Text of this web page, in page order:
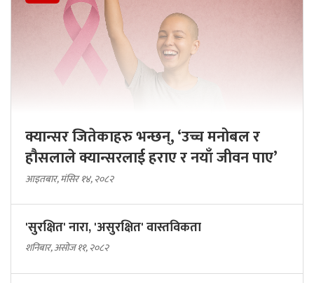
क्यान्सर जितेकाहरु भन्छन्, ‘उच्च मनोबल र
हौसलाले क्यान्सरलाई हराए र नयाँ जीवन पाए’
आइतबार, मंसिर १४, २०८२
'सुरक्षित' नारा, 'असुरक्षित' वास्तविकता
शनिबार, असोज ११, २०८२